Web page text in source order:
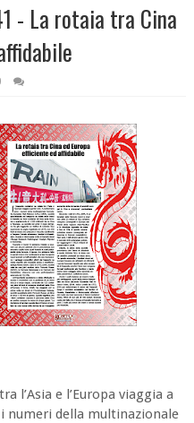
- La rotaia tra Cina
l’Asia e l’Europa viaggia a
numeri della multinazionale